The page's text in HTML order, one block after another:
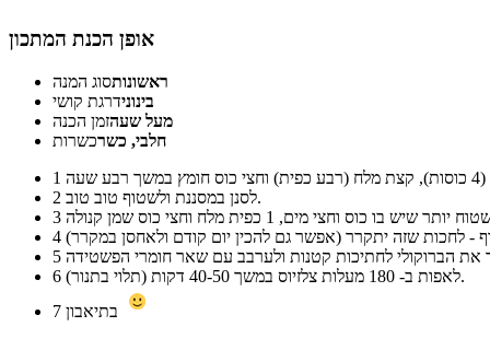
אופן הכנת המתכון
ראשונותסוג המנה
בינונידרגת קושי
מעל שעהזמן הכנה
חלבי, כשרכשרות
1
2
לסנן במסננת ולשטוף טוב טוב.
3
4
5
6
לאפות ב- 180 מעלות צלזיוס במשך 40-50 דקות (תלוי בתנור).
7